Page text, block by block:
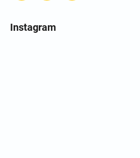
Instagram